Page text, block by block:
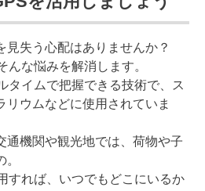
見失う心配はありませんか？
な悩みを解消します。
タイムで把握できる技術で、ス
リウムなどに使用されていま
通機関や観光地では、荷物や子
すれば、いつでもどこにいるか